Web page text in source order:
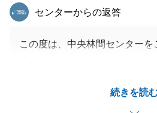
続きを読
東急リバブル
センターからの返答
この度は、中央林間センター
C様には、非常に複雑な数多く